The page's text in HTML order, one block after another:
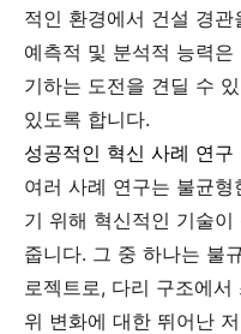
적인 환경에서 건설 경
예측적 및 분석적 능력
기하는 도전을 견딜 수
있도록 합니다.
성공적인 혁신 사례 연구
여러 사례 연구는 불균
기 위해 혁신적인 기술
줍니다. 그 중 하나는 불
로젝트로, 다리 구조에
위 변화에 대한 뛰어난